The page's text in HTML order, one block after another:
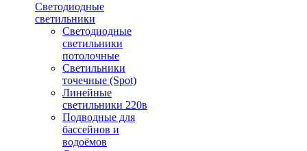
Светодиодные
светильники
Светодиодные
светильники
потолочные
Светильники
точечные (Spot)
Линейные
светильники 220в
Подводные для
бассейнов и
водоёмов